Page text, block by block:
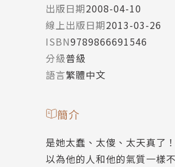
出版日期2008-04-10
線上出版日期2013-03-26
ISBN9789866691546
分級普級
語言繁體中文
簡介
是她太蠢、太傻、太天真了
以為他的人和他的氣質一樣